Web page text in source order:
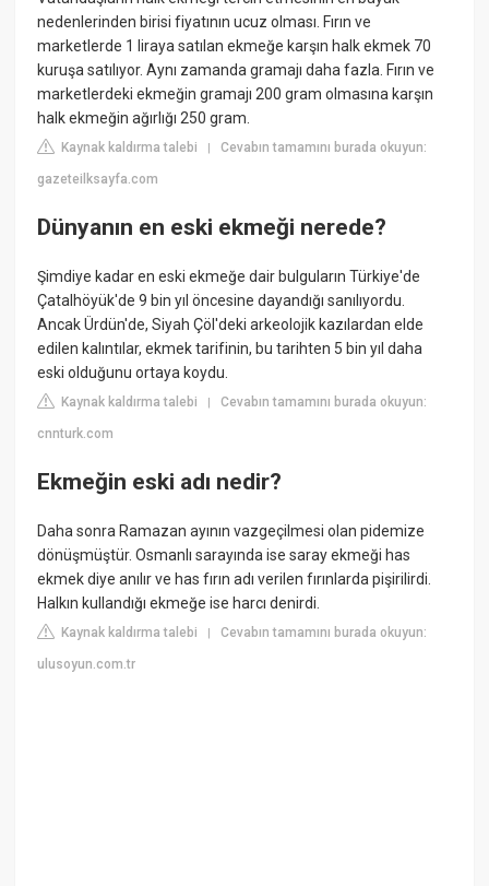
nedenlerinden birisi fiyatının ucuz olması. Fırın ve
marketlerde 1 liraya satılan ekmeğe karşın halk ekmek 70
kuruşa satılıyor. Aynı zamanda gramajı daha fazla. Fırın ve
marketlerdeki ekmeğin gramajı 200 gram olmasına karşın
halk ekmeğin ağırlığı 250 gram.
Kaynak kaldırma talebi |Cevabın tamamını burada okuyun:
gazeteilksayfa.com
Dünyanın en eski ekmeği nerede?
Şimdiye kadar en eski ekmeğe dair bulguların Türkiye'de
Çatalhöyük'de 9 bin yıl öncesine dayandığı sanılıyordu.
Ancak Ürdün'de, Siyah Çöl'deki arkeolojik kazılardan elde
edilen kalıntılar, ekmek tarifinin, bu tarihten 5 bin yıl daha
eski olduğunu ortaya koydu.
Kaynak kaldırma talebi |Cevabın tamamını burada okuyun:
cnnturk.com
Ekmeğin eski adı nedir?
Daha sonra Ramazan ayının vazgeçilmesi olan pidemize
dönüşmüştür. Osmanlı sarayında ise saray ekmeği has
ekmek diye anılır ve has fırın adı verilen fırınlarda pişirilirdi.
Halkın kullandığı ekmeğe ise harcı denirdi.
Kaynak kaldırma talebi |Cevabın tamamını burada okuyun:
ulusoyun.com.tr